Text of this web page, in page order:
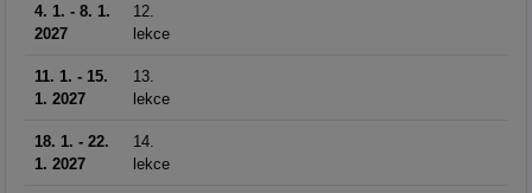
4. 1. - 8. 1.
2027
12.
lekce
11. 1. - 15.
1. 2027
13.
lekce
18. 1. - 22.
1. 2027
14.
lekce